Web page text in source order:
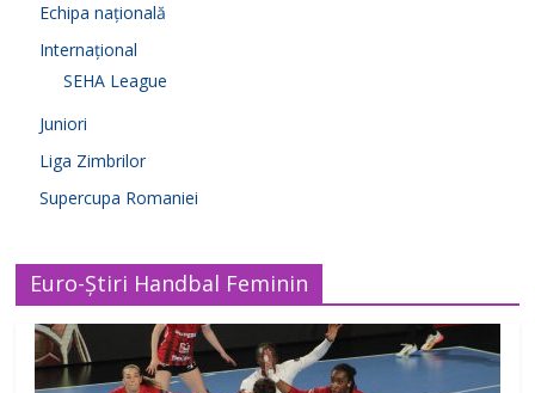
Echipa națională
Internațional
SEHA League
Juniori
Liga Zimbrilor
Supercupa Romaniei
Euro-Știri Handbal Feminin